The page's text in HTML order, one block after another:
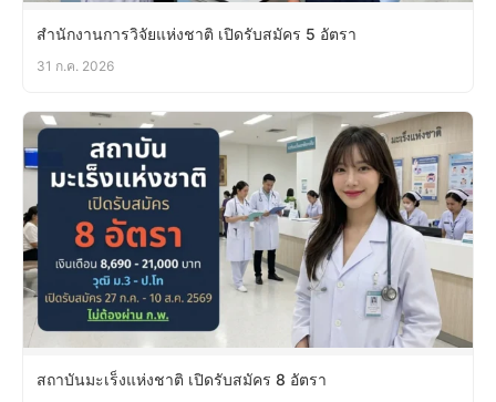
สำนักงานการวิจัยแห่งชาติ เปิดรับสมัคร 5 อัตรา
31 ก.ค. 2026
สถาบันมะเร็งแห่งชาติ เปิดรับสมัคร 8 อัตรา